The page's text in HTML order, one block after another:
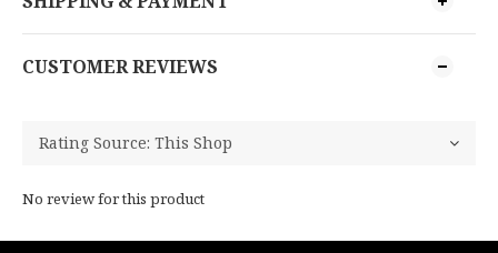
CUSTOMER REVIEWS
No review for this product